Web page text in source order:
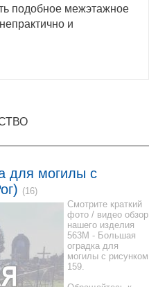
подобное межэтажное
и
для могилы с
(16)
Смотрите краткий
фото / видео обзор
нашего изделия
563M - Большая
оградка для
могилы с рисунком
159.